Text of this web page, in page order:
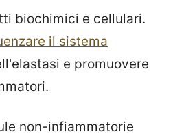
biochimici e cellulari.
il sistema
e promuovere
non-infiammatorie